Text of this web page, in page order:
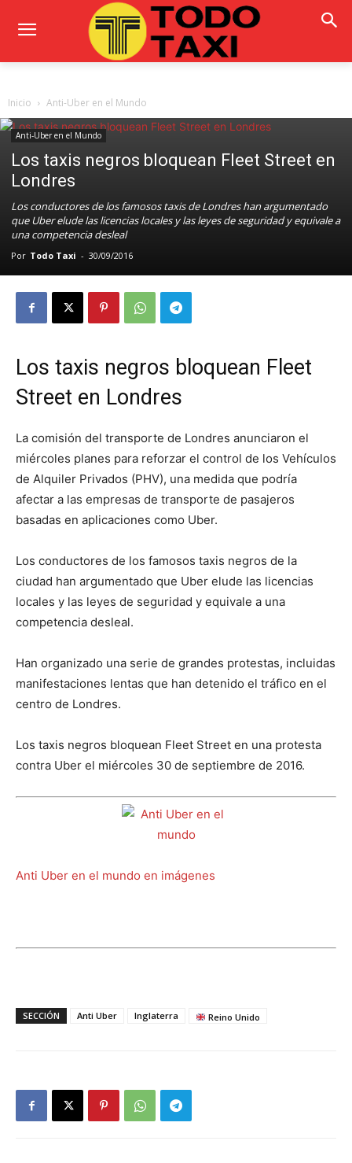
Inicio Anti-Uber en el Mundo
Anti-Uber en el Mundo
Los taxis negros bloquean Fleet Street en
Londres
Los conductores de los famosos taxis de Londres han argumentado
que Uber elude las licencias locales y las leyes de seguridad y equivale a
una competencia desleal
Por Todo Taxi - 30/09/2016
Los taxis negros bloquean Fleet
Street en Londres
La comisión del transporte de Londres anunciaron el
miércoles planes para reforzar el control de los Vehículos
de Alquiler Privados (PHV), una medida que podría
afectar a las empresas de transporte de pasajeros
basadas en aplicaciones como Uber.
Los conductores de los famosos taxis negros de la
ciudad han argumentado que Uber elude las licencias
locales y las leyes de seguridad y equivale a una
competencia desleal.
Han organizado una serie de grandes protestas, incluidas
manifestaciones lentas que han detenido el tráfico en el
centro de Londres.
Los taxis negros bloquean Fleet Street en una protesta
contra Uber el miércoles 30 de septiembre de 2016.
Anti Uber en el mundo en imágenes
SECCIÓN Anti Uber Inglaterra Reino Unido